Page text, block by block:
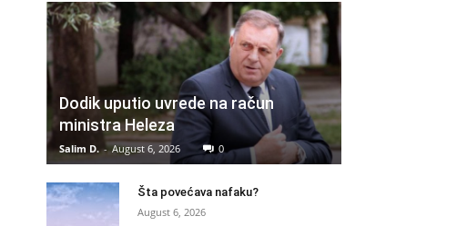
Dodik uputio uvrede na račun
ministra Heleza
Salim D. - August 6, 2026 0
Šta povećava nafaku?
August 6, 2026